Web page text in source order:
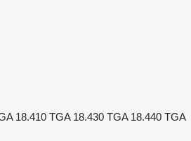
18.410 TGA 18.430 TGA 18.440 TGA